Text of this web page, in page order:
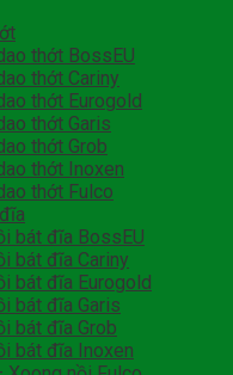
thớt BossEU
thớt Cariny
thớt Eurogold
thớt Garis
thớt Grob
thớt Inoxen
thớt Fulco
bát đĩa BossEU
bát đĩa Cariny
bát đĩa Eurogold
bát đĩa Garis
bát đĩa Grob
bát đĩa Inoxen